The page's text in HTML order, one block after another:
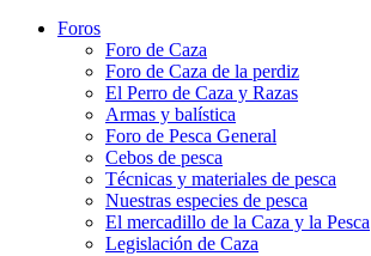
Foros
Foro de Caza
Foro de Caza de la perdiz
El Perro de Caza y Razas
Armas y balística
Foro de Pesca General
Cebos de pesca
Técnicas y materiales de pesca
Nuestras especies de pesca
El mercadillo de la Caza y la Pesca
Legislación de Caza